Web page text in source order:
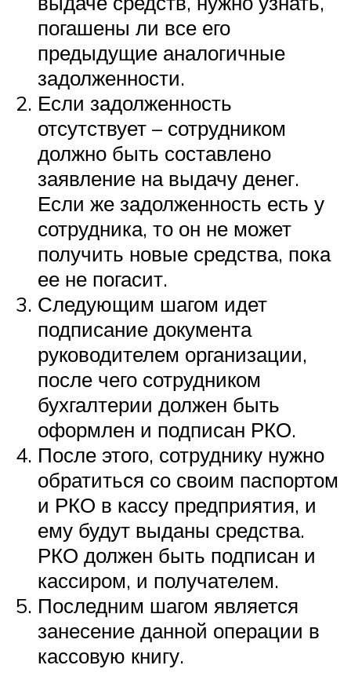
погашены ли все его
предыдущие аналогичные
задолженности.
Если задолженность
отсутствует – сотрудником
должно быть составлено
заявление на выдачу денег.
Если же задолженность есть у
сотрудника, то он не может
получить новые средства, пока
ее не погасит.
Следующим шагом идет
подписание документа
руководителем организации,
после чего сотрудником
бухгалтерии должен быть
оформлен и подписан РКО.
После этого, сотруднику нужно
обратиться со своим паспортом
и РКО в кассу предприятия, и
ему будут выданы средства.
РКО должен быть подписан и
кассиром, и получателем.
Последним шагом является
занесение данной операции в
кассовую книгу.